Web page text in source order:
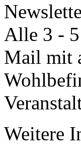
Alle 3 - 5
Mail mit
Weitere